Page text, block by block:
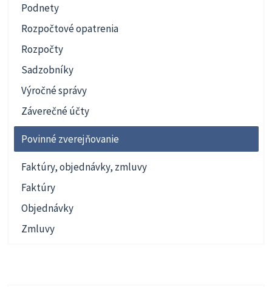
Podnety
Rozpočtové opatrenia
Rozpočty
Sadzobníky
Výročné správy
Záverečné účty
Povinné zverejňovanie
Faktúry, objednávky, zmluvy
Faktúry
Objednávky
Zmluvy